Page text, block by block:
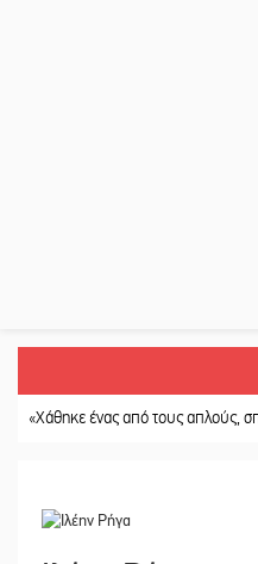
ένας από τους απλούς,